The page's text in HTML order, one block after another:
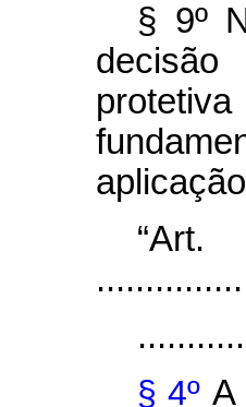
§ 9º
§ 4º A